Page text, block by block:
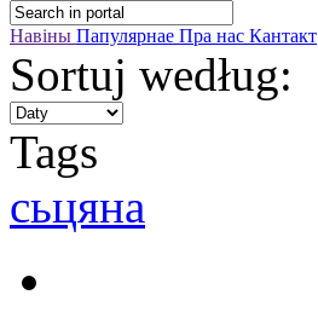
Навіны Папулярнае Пра нас Кантакт
Sortuj według:
Tags
сьцяна